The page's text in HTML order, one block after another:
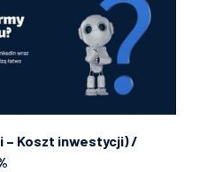
– Koszt inwestycji) /